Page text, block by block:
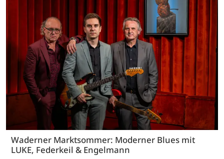
Waderner Marktsommer: Moderner Blues mit
LUKE, Federkeil & Engelmann